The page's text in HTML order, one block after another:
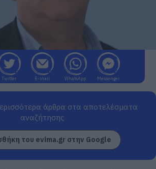
Twitter E-mail WhatsApp Messenger
άρθρα στα αποτελέσματα
αναζήτησης
του evima.gr στην Google